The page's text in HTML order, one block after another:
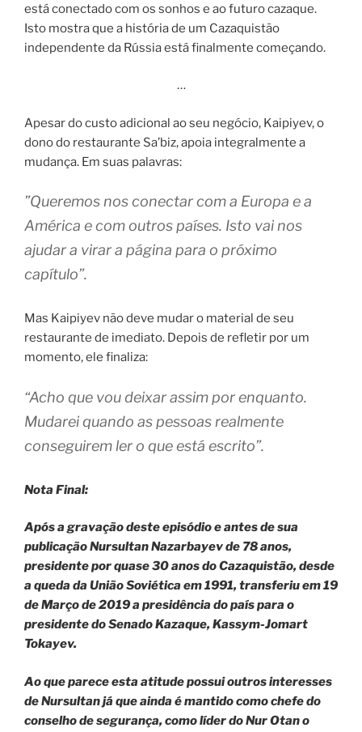
está conectado com os sonhos e ao futuro cazaque.
Isto mostra que a história de um Cazaquistão
independente da Rússia está finalmente começando.
…
Apesar do custo adicional ao seu negócio, Kaipiyev, o
dono do restaurante Sa’biz, apoia integralmente a
mudança. Em suas palavras:
”Queremos nos conectar com a Europa e a
América e com outros países. Isto vai nos
ajudar a virar a página para o próximo
capítulo”.
Mas Kaipiyev não deve mudar o material de seu
restaurante de imediato. Depois de refletir por um
momento, ele finaliza:
“Acho que vou deixar assim por enquanto.
Mudarei quando as pessoas realmente
conseguirem ler o que está escrito”.
Nota Final:
Após a gravação deste episódio e antes de sua
publicação Nursultan Nazarbayev de 78 anos,
presidente por quase 30 anos do Cazaquistão, desde
a queda da União Soviética em 1991, transferiu em 19
de Março de 2019 a presidência do país para o
presidente do Senado Kazaque, Kassym-Jomart
Tokayev.
Ao que parece esta atitude possui outros interesses
de Nursultan já que ainda é mantido como chefe do
conselho de segurança, como líder do Nur Otan o